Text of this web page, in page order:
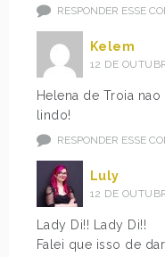
RESPONDER ESSE
Kelem
12 DE
Helena de Troia
lindo!
RESPONDER ESSE
Luly
12 DE
Lady Di!! Lady Di!!
Falei que isso de